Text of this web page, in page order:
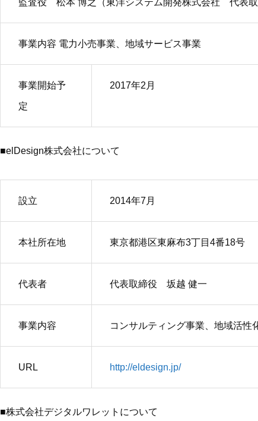
監査役 松本 博之（東洋システム開発株式会社 代表取
事業内容 電力小売事業、地域サービス事業
事業開始予
定
2017年2月
■elDesign株式会社について
設立 2014年7月
本社所在地 東京都港区東麻布3丁目4番18号
代表者 代表取締役 坂越 健一
事業内容 コンサルティング事業、地域活性
URL http://eldesign.jp/
■株式会社デジタルワレットについて